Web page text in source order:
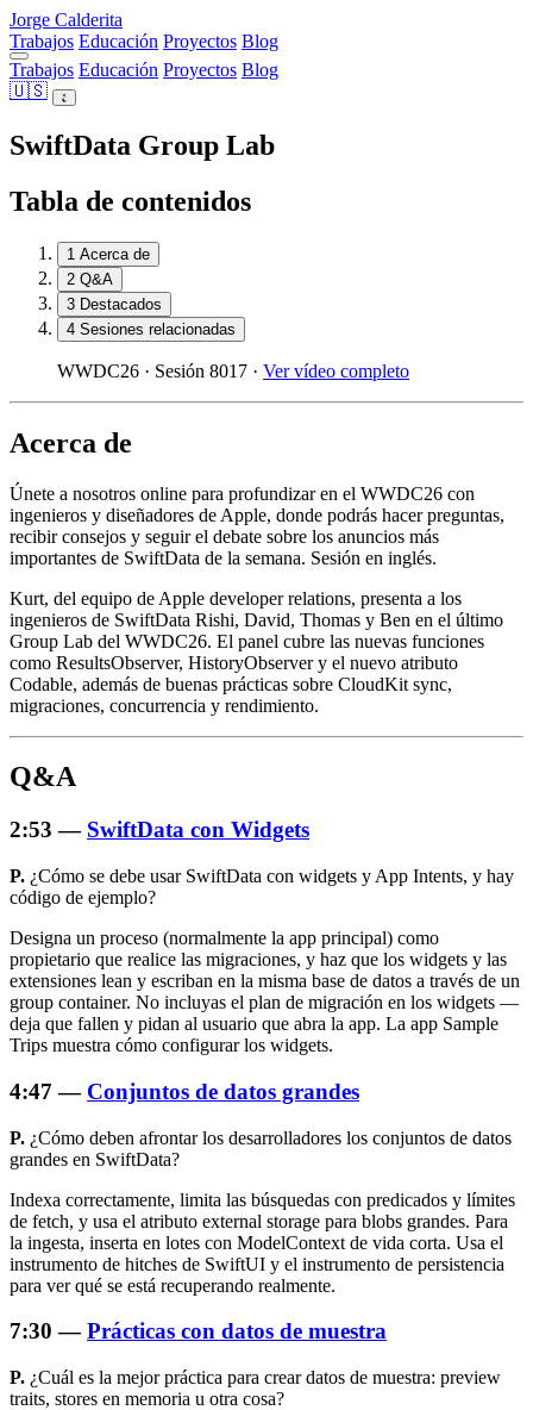
Jorge Calderita
Trabajos Educación Proyectos Blog
Trabajos Educación Proyectos Blog
🇺🇸
SwiftData Group Lab
Tabla de contenidos
1 Acerca de
2 Q&A
3 Destacados
4 Sesiones relacionadas
WWDC26 · Sesión 8017 · Ver vídeo completo
Acerca de
Únete a nosotros online para profundizar en el WWDC26 con
ingenieros y diseñadores de Apple, donde podrás hacer preguntas,
recibir consejos y seguir el debate sobre los anuncios más
importantes de SwiftData de la semana. Sesión en inglés.
Kurt, del equipo de Apple developer relations, presenta a los
ingenieros de SwiftData Rishi, David, Thomas y Ben en el último
Group Lab del WWDC26. El panel cubre las nuevas funciones
como ResultsObserver, HistoryObserver y el nuevo atributo
Codable, además de buenas prácticas sobre CloudKit sync,
migraciones, concurrencia y rendimiento.
Q&A
2:53 — SwiftData con Widgets
P. ¿Cómo se debe usar SwiftData con widgets y App Intents, y hay
código de ejemplo?
Designa un proceso (normalmente la app principal) como
propietario que realice las migraciones, y haz que los widgets y las
extensiones lean y escriban en la misma base de datos a través de un
group container. No incluyas el plan de migración en los widgets —
deja que fallen y pidan al usuario que abra la app. La app Sample
Trips muestra cómo configurar los widgets.
4:47 — Conjuntos de datos grandes
P. ¿Cómo deben afrontar los desarrolladores los conjuntos de datos
grandes en SwiftData?
Indexa correctamente, limita las búsquedas con predicados y límites
de fetch, y usa el atributo external storage para blobs grandes. Para
la ingesta, inserta en lotes con ModelContext de vida corta. Usa el
instrumento de hitches de SwiftUI y el instrumento de persistencia
para ver qué se está recuperando realmente.
7:30 —Prácticas con datos de muestra
P. ¿Cuál es la mejor práctica para crear datos de muestra: preview
traits, stores en memoria u otra cosa?